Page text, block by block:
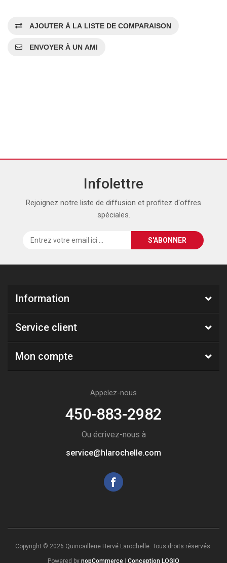
AJOUTER À LA LISTE DE COMPARAISON
ENVOYER À UN AMI
Infolettre
Rejoignez notre liste de diffusion et profitez d'offres
spéciales.
Information
Service client
Mon compte
Appelez-nous
450-883-2982
Ou écrivez-nous à
service@hlarochelle.com
Copyright © 2026 Quincaillerie Hervé Larochelle. Tous droits réservés.
Powered by nopCommerce Conception LOGIQ